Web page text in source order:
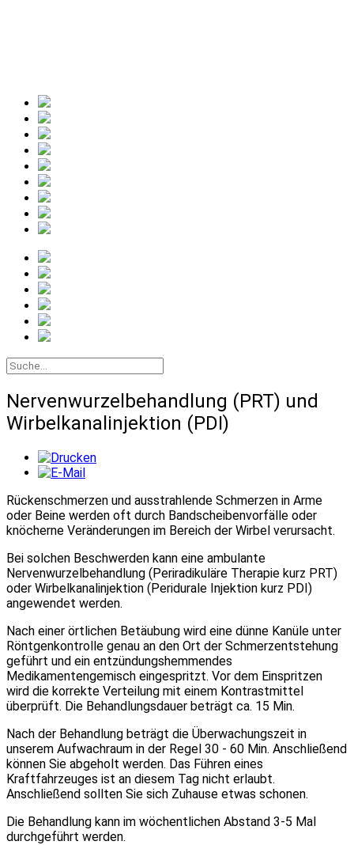
Nervenwurzelbehandlung (PRT) und
Wirbelkanalinjektion (PDI)
Rückenschmerzen und ausstrahlende Schmerzen in Arme
oder Beine werden oft durch Bandscheibenvorfälle oder
knöcherne Veränderungen im Bereich der Wirbel verursacht.
Bei solchen Beschwerden kann eine ambulante
Nervenwurzelbehandlung (Periradikuläre Therapie kurz PRT)
oder Wirbelkanalinjektion (Peridurale Injektion kurz PDI)
angewendet werden.
Nach einer örtlichen Betäubung wird eine dünne Kanüle unter
Röntgenkontrolle genau an den Ort der Schmerzentstehung
geführt und ein entzündungshemmendes
Medikamentengemisch eingespritzt. Vor dem Einspritzen
wird die korrekte Verteilung mit einem Kontrastmittel
überprüft. Die Behandlungsdauer beträgt ca. 15 Min.
Nach der Behandlung beträgt die Überwachungszeit in
unserem Aufwachraum in der Regel 30 - 60 Min. Anschließend
können Sie abgeholt werden. Das Führen eines
Kraftfahrzeuges ist an diesem Tag nicht erlaubt.
Anschließend sollten Sie sich Zuhause etwas schonen.
Die Behandlung kann im wöchentlichen Abstand 3-5 Mal
durchgeführt werden.